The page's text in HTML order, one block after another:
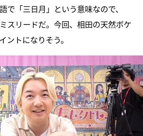
で「三日月」という意味なので、
スリードだ。今回、相田の天然ボケ
ントになりそう。